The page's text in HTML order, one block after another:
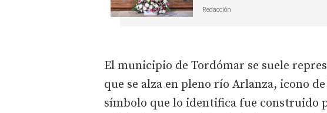
Redacción
El municipio de Tordómar se suele
que se alza en pleno río Arlanza, icono
símbolo que lo identifica fue construido